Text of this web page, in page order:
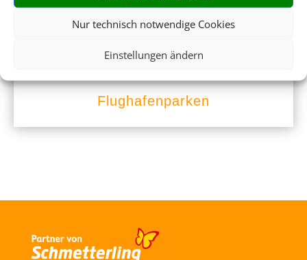
Nur technisch notwendige Cookies
Einstellungen ändern
Flughafenparken